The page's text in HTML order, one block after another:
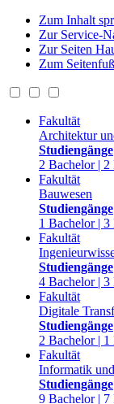
Zum Inhalt
Zur Service-
Zur Seiten
Zum
Fakultät
Architektur
Studiengänge
2 Bachelor | 2
Fakultät
Bauwesen
Studiengänge
1 Bachelor |
Fakultät
Studiengänge
4 Bachelor | 3
Fakultät
Digitale
Studiengänge
2 Bachelor | 1
Fakultät
Informatik
Studiengänge
9 Bachelor | 7